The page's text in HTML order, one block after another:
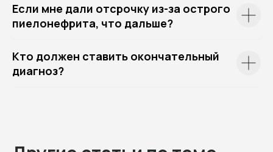
Если мне дали отсрочку из-за острого
пиелонефрита, что дальше?
Кто должен ставить окончательный
диагноз?